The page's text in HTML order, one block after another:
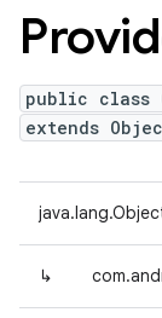
public class
extends
↳